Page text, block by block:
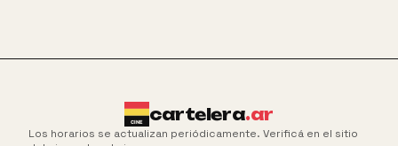
cartelera.ar
Los horarios se actualizan periódicamente. Verificá en el sitio